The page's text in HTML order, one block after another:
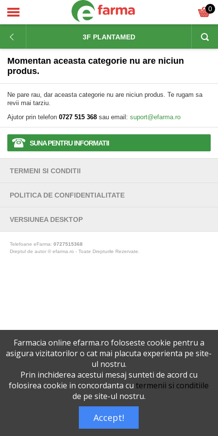
0
3F PLANTAMED
Momentan aceasta categorie nu are niciun
produs.
Ne pare rau, dar aceasta categorie nu are niciun produs. Te rugam sa
revii mai tarziu.
Ajutor prin telefon 0727 515 368 sau email: suport@efarma.ro
SUNA PENTRU INFORMATII
TERMENI SI CONDITII
POLITICA DE CONFIDENTIALITATE
VERSIUNEA DESKTOP
Telefoane eFarma: 0727515368
Dreptul de autor © efarma.ro - Toate Drepturile Rezervate.
Farmacia online efarma.ro foloseste cookie pentru a
asigura vizitatorilor o cat mai placuta experienta pe site-
ul nostru.
Prin inchiderea acestui mesaj sunteti de acord cu
folosirea cookie in concordanta cu termenii si conditiile
de pe site-ul nostru.
Accept!